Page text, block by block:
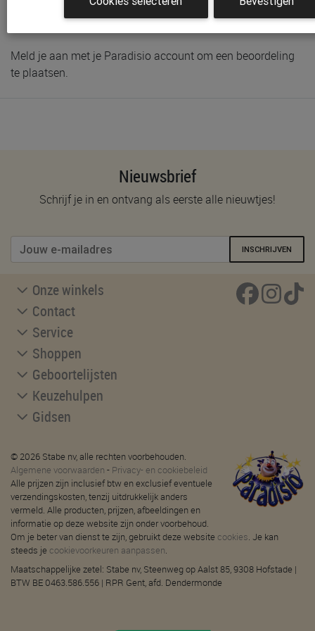
Schrijf de eerste beoordeling
Meld je aan met je Paradisio account om een beoordeling
te plaatsen.
Nieuwsbrief
Schrijf je in en ontvang als eerste alle nieuwtjes!
INSCHRIJVEN
Onze winkels
Contact
Service
Shoppen
Geboortelijsten
Keuzehulpen
Gidsen
© 2026 Stabe nv, alle rechten voorbehouden.
Algemene voorwaarden - Privacy- en cookiebeleid
Alle prijzen zijn inclusief btw en exclusief eventuele
verzendingskosten, tenzij uitdrukkelijk anders
vermeld. Alle producten, prijzen, afbeeldingen en
informatie op deze website zijn onder voorbehoud.
Om je beter van dienst te zijn, gebruikt deze website cookies. Je kan
steeds je cookievoorkeuren aanpassen.
Maatschappelijke zetel: Stabe nv, Steenweg op Aalst 85, 9308 Hofstade |
BTW BE 0463.586.556 | RPR Gent, afd. Dendermonde